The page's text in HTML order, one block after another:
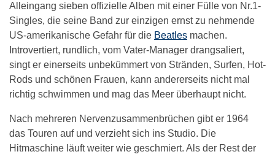
Alleingang sieben offizielle Alben mit einer Fülle von Nr.1-
Singles, die seine Band zur einzigen ernst zu nehmende
US-amerikanische Gefahr für die Beatles machen.
Introvertiert, rundlich, vom Vater-Manager drangsaliert,
singt er einerseits unbekümmert von Stränden, Surfen, Hot-
Rods und schönen Frauen, kann andererseits nicht mal
richtig schwimmen und mag das Meer überhaupt nicht.
Nach mehreren Nervenzusammenbrüchen gibt er 1964
das Touren auf und verzieht sich ins Studio. Die
Hitmaschine läuft weiter wie geschmiert. Als der Rest der